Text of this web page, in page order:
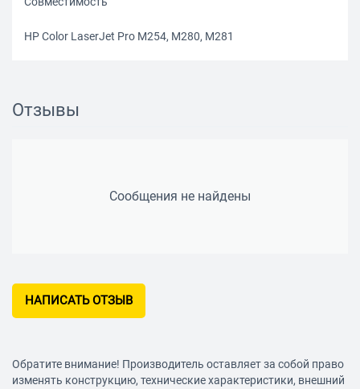
HP Color LaserJet Pro M254, M280, M281
CF542X
Отзывы
Сообщения не найдены
НАПИСАТЬ ОТЗЫВ
Обратите внимание! Производитель оставляет за собой право
изменять конструкцию, технические характеристики, внешний